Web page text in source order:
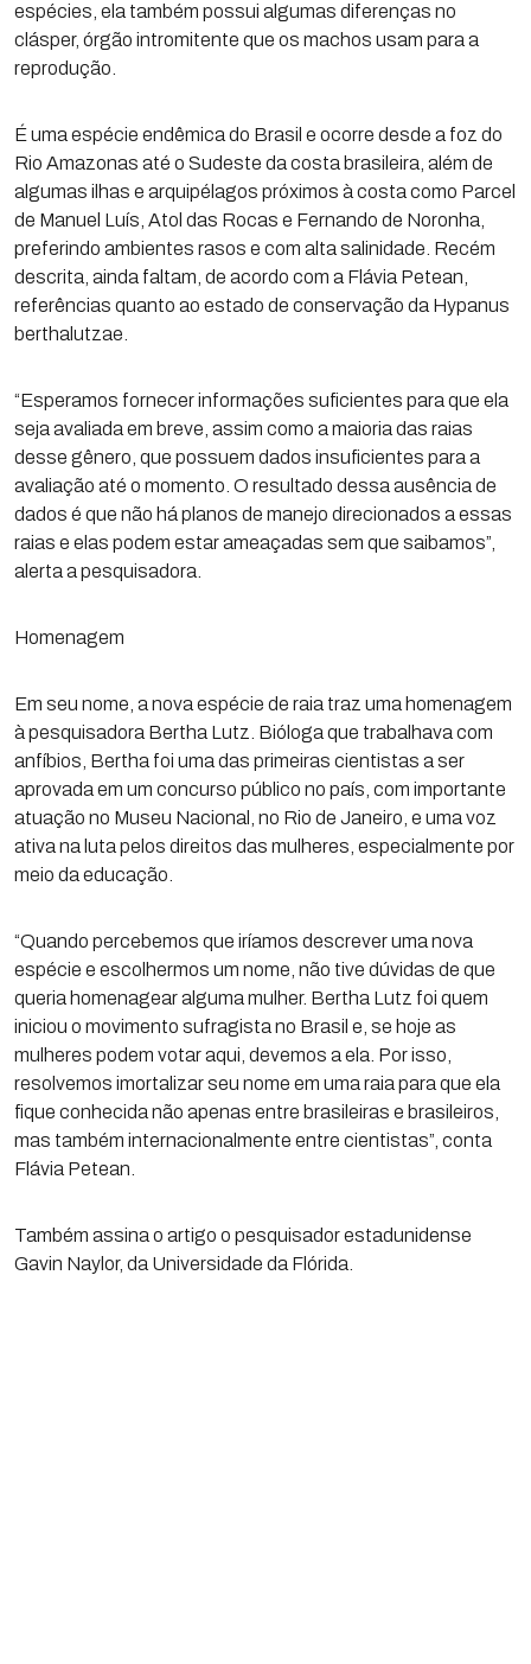
espécies, ela também possui algumas diferenças no
clásper, órgão intromitente que os machos usam para a
reprodução.
É uma espécie endêmica do Brasil e ocorre desde a foz do
Rio Amazonas até o Sudeste da costa brasileira, além de
algumas ilhas e arquipélagos próximos à costa como Parcel
de Manuel Luís, Atol das Rocas e Fernando de Noronha,
preferindo ambientes rasos e com alta salinidade. Recém
descrita, ainda faltam, de acordo com a Flávia Petean,
referências quanto ao estado de conservação da Hypanus
berthalutzae.
“Esperamos fornecer informações suficientes para que ela
seja avaliada em breve, assim como a maioria das raias
desse gênero, que possuem dados insuficientes para a
avaliação até o momento. O resultado dessa ausência de
dados é que não há planos de manejo direcionados a essas
raias e elas podem estar ameaçadas sem que saibamos”,
alerta a pesquisadora.
Homenagem
Em seu nome, a nova espécie de raia traz uma homenagem
à pesquisadora Bertha Lutz. Bióloga que trabalhava com
anfíbios, Bertha foi uma das primeiras cientistas a ser
aprovada em um concurso público no país, com importante
atuação no Museu Nacional, no Rio de Janeiro, e uma voz
ativa na luta pelos direitos das mulheres, especialmente por
meio da educação.
“Quando percebemos que iríamos descrever uma nova
espécie e escolhermos um nome, não tive dúvidas de que
queria homenagear alguma mulher. Bertha Lutz foi quem
iniciou o movimento sufragista no Brasil e, se hoje as
mulheres podem votar aqui, devemos a ela. Por isso,
resolvemos imortalizar seu nome em uma raia para que ela
fique conhecida não apenas entre brasileiras e brasileiros,
mas também internacionalmente entre cientistas”, conta
Flávia Petean.
Também assina o artigo o pesquisador estadunidense
Gavin Naylor, da Universidade da Flórida.